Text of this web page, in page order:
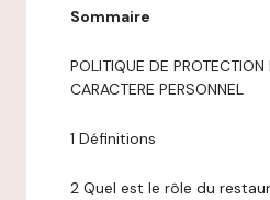
Sommaire
POLITIQUE DE
CARACTERE PERSONNEL
1 Définitions
2 Quel est le rôle du